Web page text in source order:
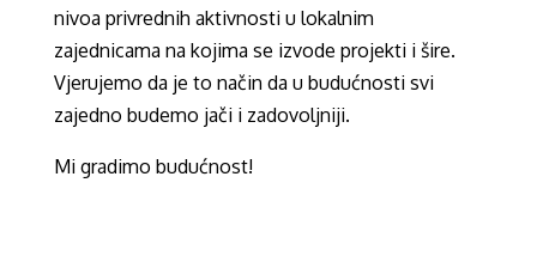
nivoa privrednih aktivnosti u lokalnim
zajednicama na kojima se izvode projekti i šire.
Vjerujemo da je to način da u budućnosti svi
zajedno budemo jači i zadovoljniji.
Mi gradimo budućnost!